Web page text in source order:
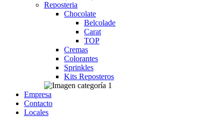
Reposteria
Chocolate
Belcolade
Carat
TOP
Cremas
Colorantes
Sprinkles
Kits Reposteros
Empresa
Contacto
Locales